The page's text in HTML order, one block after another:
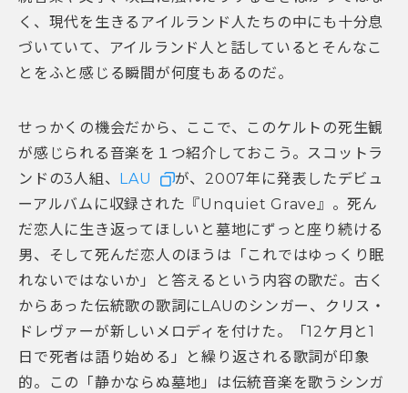
く、現代を生きるアイルランド人たちの中にも十分息
づいていて、アイルランド人と話しているとそんなこ
とをふと感じる瞬間が何度もあるのだ。
せっかくの機会だから、ここで、このケルトの死生観
が感じられる音楽を１つ紹介しておこう。スコットラ
ンドの3人組、
LAU
が、2007年に発表したデビュ
ーアルバムに収録された『Unquiet Grave』。死ん
だ恋人に生き返ってほしいと墓地にずっと座り続ける
男、そして死んだ恋人のほうは「これではゆっくり眠
れないではないか」と答えるという内容の歌だ。古く
からあった伝統歌の歌詞にLAUのシンガー、クリス・
ドレヴァーが新しいメロディを付けた。「12ケ月と1
日で死者は語り始める」と繰り返される歌詞が印象
的。この「静かならぬ墓地」は伝統音楽を歌うシンガ